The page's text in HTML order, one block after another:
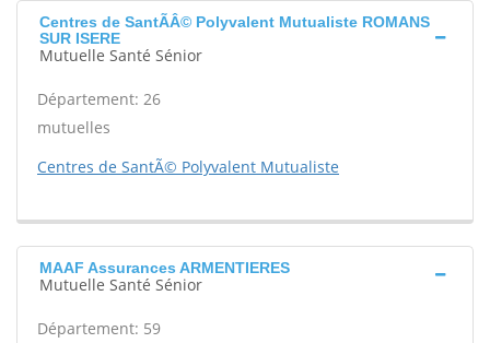
Centres de SantÃÂ© Polyvalent Mutualiste ROMANS
SUR ISERE
Mutuelle Santé Sénior
Département: 26
mutuelles
Centres de SantÃ© Polyvalent Mutualiste
MAAF Assurances ARMENTIERES
Mutuelle Santé Sénior
Département: 59